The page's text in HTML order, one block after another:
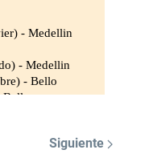
Siguiente